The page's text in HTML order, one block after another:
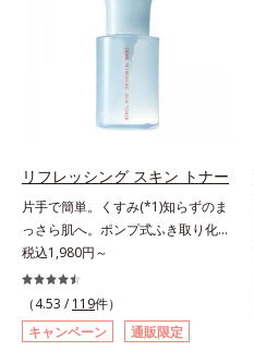
リフレッシング スキン トナー
片手で簡単。くすみ(*1)知らずのま
っさら肌へ。ポンプ式ふき取り化粧
水。くすみ(*1)知らずのまっさら肌
へ。洗顔後すぐの肌に使う、ポンプ
式のふき取り化粧水です。ポンプ式
だから簡単。片手でぷしゅっと押す
だけでコットンに含ませられます。
税込1,980円～
（4.53 / 119件）
キャンペーン
通販限定